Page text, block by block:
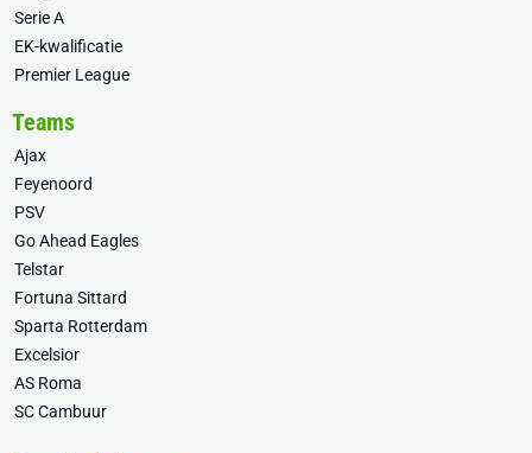
Serie A
EK-kwalificatie
Premier League
Teams
Ajax
Feyenoord
PSV
Go Ahead Eagles
Telstar
Fortuna Sittard
Sparta Rotterdam
Excelsior
AS Roma
SC Cambuur